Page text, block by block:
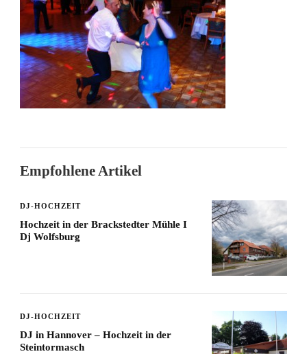
Empfohlene Artikel
DJ-HOCHZEIT
Hochzeit in der Brackstedter Mühle I
Dj Wolfsburg
DJ-HOCHZEIT
DJ in Hannover – Hochzeit in der
Steintormasch